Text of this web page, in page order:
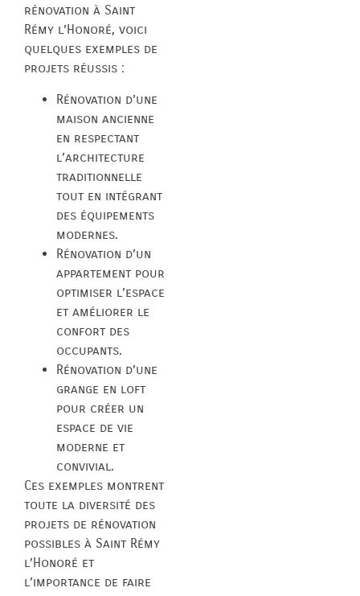
rénovation à Saint
Rémy l’Honoré, voici
quelques exemples de
projets réussis :
Rénovation d’une
maison ancienne
en respectant
l’architecture
traditionnelle
tout en intégrant
des équipements
modernes.
Rénovation d’un
appartement pour
optimiser l’espace
et améliorer le
confort des
occupants.
Rénovation d’une
grange en loft
pour créer un
espace de vie
moderne et
convivial.
Ces exemples montrent
toute la diversité des
projets de rénovation
possibles à Saint Rémy
l’Honoré et
l’importance de faire